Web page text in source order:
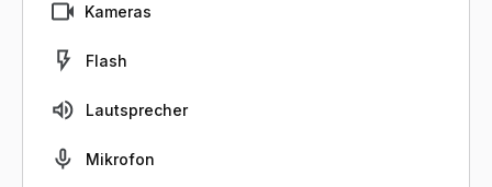
Kameras
Flash
Lautsprecher
Mikrofon